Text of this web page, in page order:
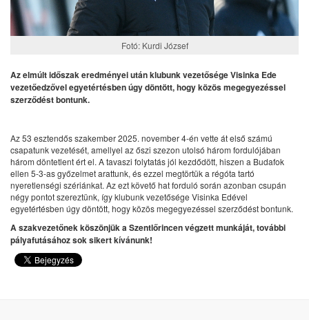
Fotó: Kurdi József
Az elmúlt időszak eredményei után klubunk vezetősége Visinka Ede
vezetőedzővel egyetértésben úgy döntött, hogy közös megegyezéssel
szerződést bontunk.
Az 53 esztendős szakember 2025. november 4-én vette át első számú
csapatunk vezetését, amellyel az őszi szezon utolsó három fordulójában
három döntetlent ért el. A tavaszi folytatás jól kezdődött, hiszen a Budafok
ellen 5-3-as győzelmet arattunk, és ezzel megtörtük a régóta tartó
nyeretlenségi szériánkat. Az ezt követő hat forduló során azonban csupán
négy pontot szereztünk, így klubunk vezetősége Visinka Edével
egyetértésben úgy döntött, hogy közös megegyezéssel szerződést bontunk.
A szakvezetőnek köszönjük a Szentlőrincen végzett munkáját, további
pályafutásához sok sikert kívánunk!